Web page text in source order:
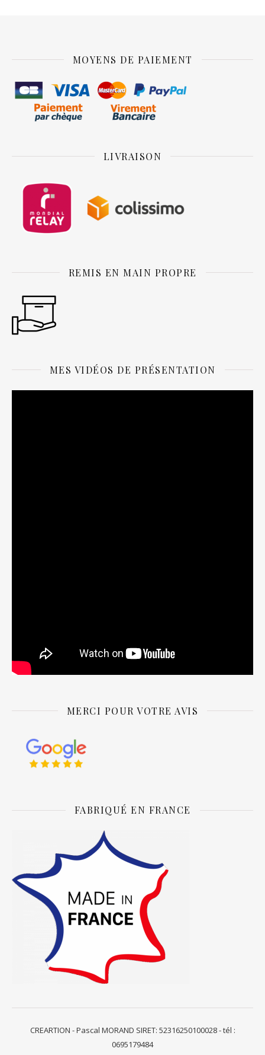
MOYENS DE PAIEMENT
LIVRAISON
REMIS EN MAIN PROPRE
MES VIDÉOS DE PRÉSENTATION
MERCI POUR VOTRE AVIS
FABRIQUÉ EN FRANCE
CREARTION - Pascal MORAND SIRET: 52316250100028 - tél :
0695179484